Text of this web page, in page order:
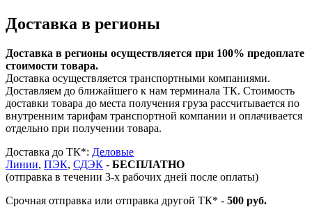
Доставка в регионы
Доставка в регионы осуществляется при 100% предоплате
стоимости товара.
Доставка осуществляется транспортными компаниями.
Доставляем до ближайшего к нам терминала ТК. Стоимость
доставки товара до места получения груза рассчитывается по
внутренним тарифам транспортной компании и оплачивается
отдельно при получении товара.
Доставка до ТК*: Деловые
Линии, ПЭК, СДЭК - БЕСПЛАТНО
(отправка в течении 3-х рабочих дней после оплаты)
Срочная отправка или отправка другой ТК* - 500 руб.